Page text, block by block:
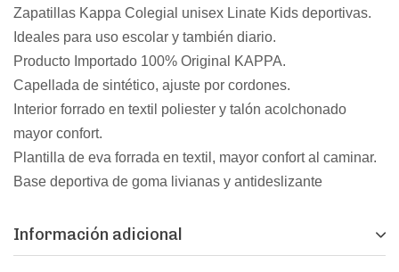
Zapatillas Kappa Colegial unisex Linate Kids deportivas.
Ideales para uso escolar y también diario.
Producto Importado 100% Original KAPPA.
Capellada de sintético, ajuste por cordones.
Interior forrado en textil poliester y talón acolchonado
mayor confort.
Plantilla de eva forrada en textil, mayor confort al caminar.
Base deportiva de goma livianas y antideslizante
Información adicional